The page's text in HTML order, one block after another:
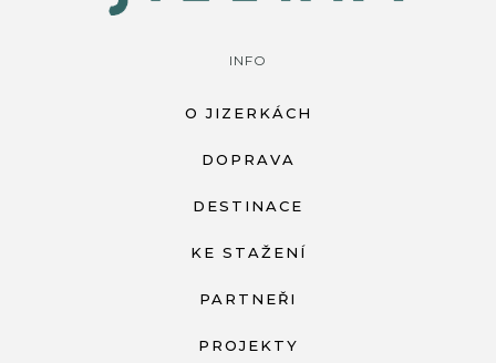
INFO
O JIZERKÁCH
DOPRAVA
DESTINACE
KE STAŽENÍ
PARTNEŘI
PROJEKTY